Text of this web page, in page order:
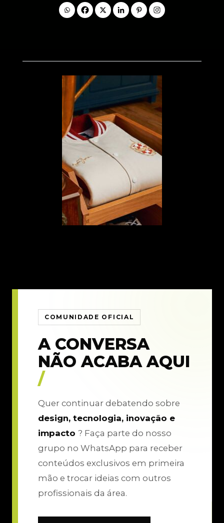
COMUNIDADE OFICIAL
A CONVERSA
NÃO ACABA AQUI
/
Quer continuar debatendo sobre
design, tecnologia, inovação e
impacto ? Faça parte do nosso
grupo no WhatsApp para receber
conteúdos exclusivos em primeira
mão e trocar ideias com outros
profissionais da área.